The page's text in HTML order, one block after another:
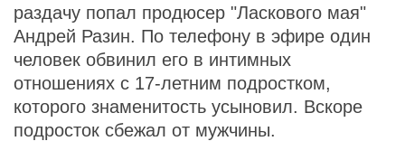
раздачу попал продюсер "Ласкового мая"
Андрей Разин. По телефону в эфире один
человек обвинил его в интимных
отношениях с 17-летним подростком,
которого знаменитость усыновил. Вскоре
подросток сбежал от мужчины.